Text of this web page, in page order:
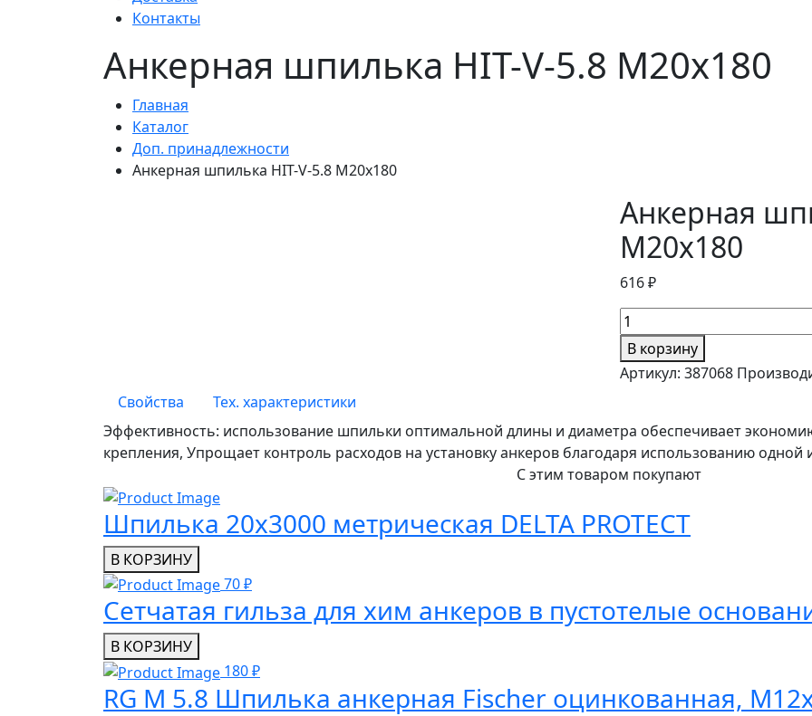
Контакты
Анкерная шпилька HIT-V-5.8 M20x180
Главная
Каталог
Доп. принадлежности
Анкерная шпилька HIT-V-5.8 M20x180
Анкерная
M20x180
616 ₽
В корзину
Артикул: 387068
Свойства
Тех. характеристики
Эффективность: использование шпильки оптимальной длины и диаметра обеспечивает
крепления, Упрощает контроль расходов на установку анкеров благодаря использованию
С этим товаром покупают
Шпилька 20x3000 метрическая DELTA PROTECT
В КОРЗИНУ
70 ₽
Сетчатая гильза для хим анкеров в пустотелые
В КОРЗИНУ
180 ₽
RG M 5.8 Шпилька анкерная Fischer оцинкованная,